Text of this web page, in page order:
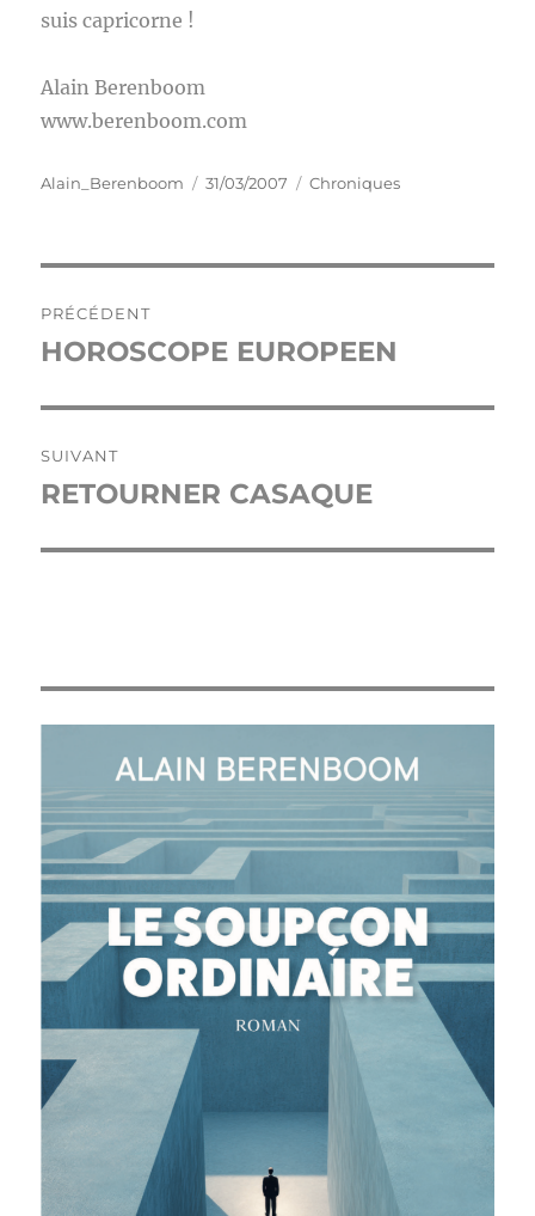
suis capricorne !
Alain Berenboom
www.berenboom.com
Auteur
Alain_Berenboom
Publié
31/03/2007 Catégories
Chroniques
de
PRÉCÉDENT
Publication
HOROSCOPE EUROPEEN
SUIVANT
Publication
RETOURNER CASAQUE